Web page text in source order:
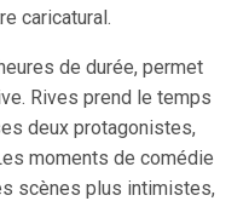
caricatural.
de durée, permet
Rives prend le temps
deux protagonistes,
moments de comédie
scènes plus intimistes,